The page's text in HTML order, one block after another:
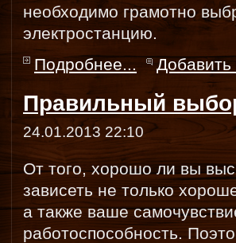
необходимо грамотно
электростанцию.
Подробнее...
Правильный
24.01.2013 22:10
От того, хорошо ли вы
зависеть не только
а также ваше
работоспособность.